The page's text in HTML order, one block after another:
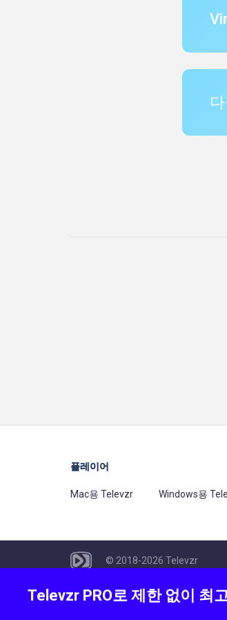
Televzr PRO로 제한 없이 최
플레이어
Mac용 Televzr Windows용
© 2018-2026 Televzr
This product cannot be